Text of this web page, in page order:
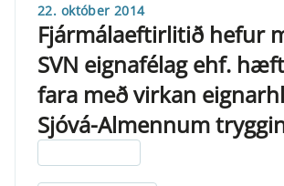
22. október 2014
Fjármálaeftirlitið hefur
SVN eignafélag ehf.
fara með virkan
Sjóvá-Almennum